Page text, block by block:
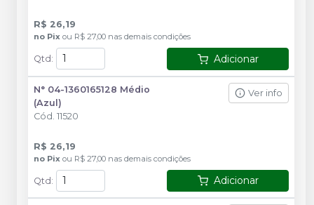
R$ 26,19
no Pix ou R$ 27,00 nas demais condições
Qtd : Adicionar
N° 04-1360165128 Médio
(Azul)
Cód. 11520
Ver info
R$ 26,19
no Pix ou R$ 27,00 nas demais condições
Qtd: Adicionar